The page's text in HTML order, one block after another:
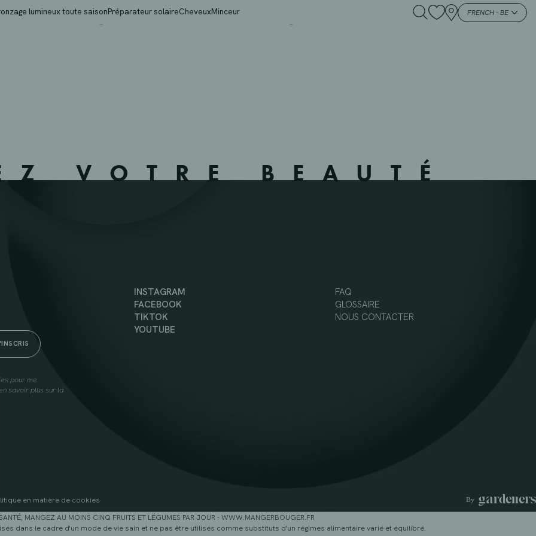
lumineux toute saisonPréparateur solaireCheveuxMinceur FRENCH - BE
– MERKSEM – 113509 –
VOTRE BEAUTÉ
pour me
savoir plus sur la
INSTAGRAM
FACEBOOK
TIKTOK
YOUTUBE
FAQ
GLOSSAIRE
NOUS CONTACTER
en matière de cookies
SANTÉ, MANGEZ AU MOINS CINQ FRUITS ET LÉGUMES PAR JOUR - WWW.MANGERBOUGER.FR
dans le cadre d'un mode de vie sain et ne pas être utilisés comme substituts d'un régimes alimentaire varié et équilibré.